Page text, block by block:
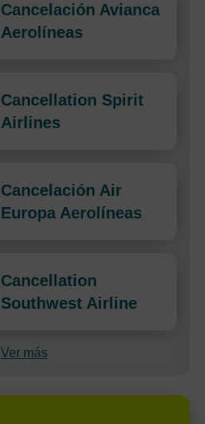
Cancelación Avianca
Aerolíneas
Cancellation Spirit
Airlines
Cancelación Air
Europa Aerolíneas
Cancellation
Southwest Airline
Ver más